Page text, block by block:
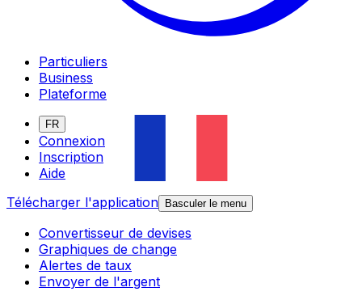
Particuliers
Business
Plateforme
FR
Connexion
Inscription
Aide
Télécharger l'application
Basculer le menu
Convertisseur de devises
Graphiques de change
Alertes de taux
Envoyer de l'argent